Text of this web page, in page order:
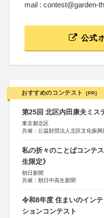
mail : contest@garden-
公式
おすすめのコンテスト [PR]
第25回 北区内田康夫ミス
東京都北区
共催：公益財団法人北区文化振興
私の折々のことばコンテ
生限定》
朝日新聞
共催：朝日中高生新聞
令和8年度 住まいのイン
ションコンテスト